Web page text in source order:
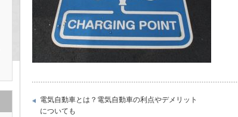
電気自動車とは？電気自動車の利点やデメリット
についても